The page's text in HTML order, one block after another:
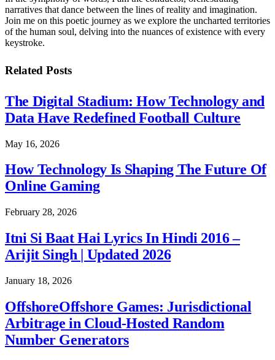
narratives that dance between the lines of reality and imagination.
Join me on this poetic journey as we explore the uncharted territories
of the human soul, delving into the nuances of existence with every
keystroke.
Related Posts
The Digital Stadium: How Technology and
Data Have Redefined Football Culture
May 16, 2026
How Technology Is Shaping The Future Of
Online Gaming
February 28, 2026
Itni Si Baat Hai Lyrics In Hindi 2016 –
Arijit Singh | Updated 2026
January 18, 2026
OffshoreOffshore Games: Jurisdictional
Arbitrage in Cloud-Hosted Random
Number Generators